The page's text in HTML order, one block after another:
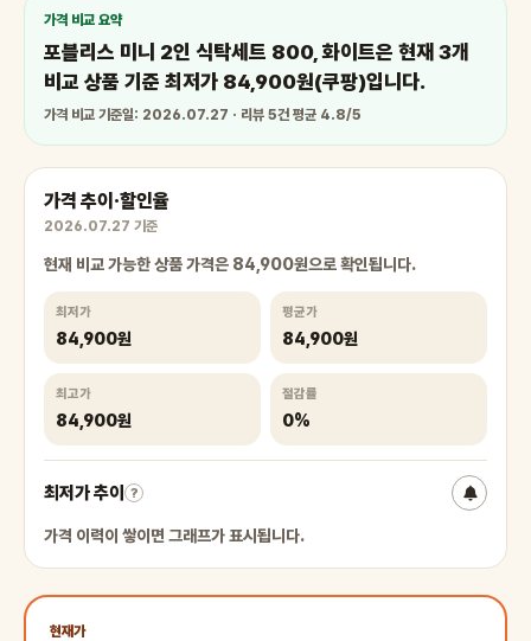
가격 비교 요약
포블리스 미니 2인 식탁세트 800, 화이트은 현재 3개
비교 상품 기준 최저가 84,900원(쿠팡)입니다.
가격 비교 기준일: 2026.07.27 · 리뷰 5건 평균 4.8/5
가격 추이·할인율
2026.07.27 기준
현재 비교 가능한 상품 가격은 84,900원으로 확인됩니다.
최저가
84,900원
평균가
84,900원
최고가
84,900원
절감률
0%
최저가 추이 ?
가격 이력이 쌓이면 그래프가 표시됩니다.
현재가